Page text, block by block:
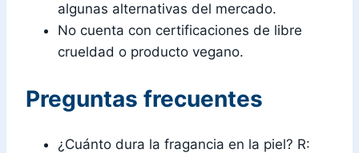
algunas alternativas del mercado.
No cuenta con certificaciones de libre
crueldad o producto vegano.
Preguntas frecuentes
¿Cuánto dura la fragancia en la piel? R: